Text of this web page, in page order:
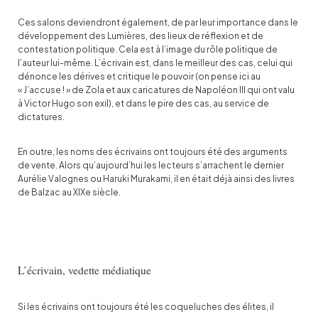
Ces salons deviendront également, de par leur importance dans le
développement des Lumières, des lieux de réflexion et de
contestation politique. Cela est à l’image du rôle politique de
l’auteur lui-même. L’écrivain est, dans le meilleur des cas, celui qui
dénonce les dérives et critique le pouvoir (on pense ici au
« J’accuse ! » de Zola et aux caricatures de Napoléon III qui ont valu
à Victor Hugo son exil), et dans le pire des cas, au service de
dictatures.
En outre, les noms des écrivains ont toujours été des arguments
de vente. Alors qu’aujourd’hui les lecteurs s’arrachent le dernier
Aurélie Valognes ou Haruki Murakami, il en était déjà ainsi des livres
de Balzac au XIXe siècle.
L’écrivain, vedette médiatique
Si les écrivains ont toujours été les coqueluches des élites, il